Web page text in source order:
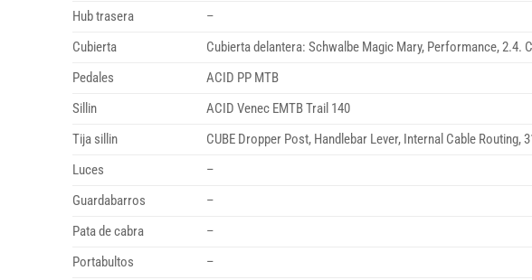
Hub trasera
–
Cubierta
Cubierta delantera: Schwalbe Magic Mary, Performance, 2.4.
Pedales
ACID PP MTB
Sillin
ACID Venec EMTB Trail 140
Tija sillin
CUBE Dropper Post, Handlebar Lever, Internal Cable Routing,
Luces
–
Guardabarros
–
Pata de cabra
–
Portabultos
–